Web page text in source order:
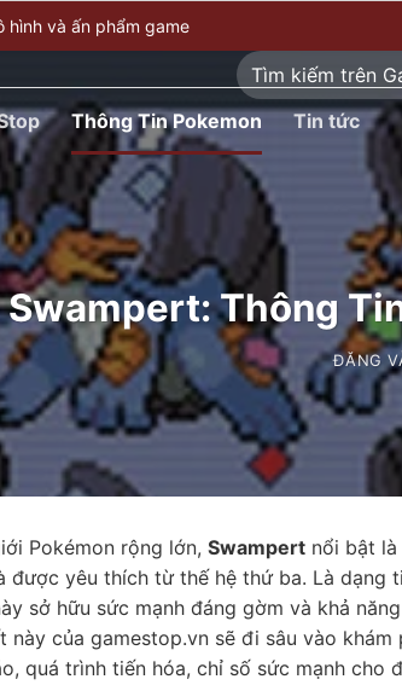
hình và ấn phẩm game
Tìm
kiếm:
Thông Tin Pokemon Tin tức
Swampert: Thông
ĐĂNG
Pokémon rộng lớn, Swampert nổi bật
được yêu thích từ thế hệ thứ ba. Là dạng
sở hữu sức mạnh đáng gờm và khả
này của gamestop.vn sẽ đi sâu vào
quá trình tiến hóa, chỉ số sức mạnh